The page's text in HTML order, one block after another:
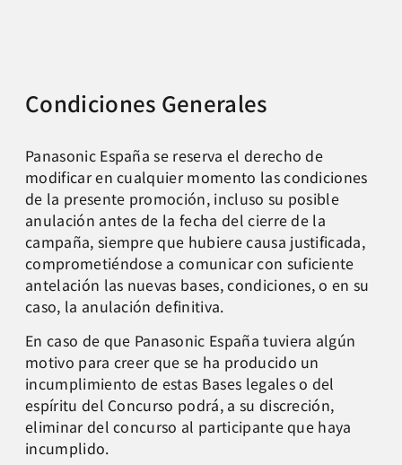
Condiciones Generales
Panasonic España se reserva el derecho de
modificar en cualquier momento las condiciones
de la presente promoción, incluso su posible
anulación antes de la fecha del cierre de la
campaña, siempre que hubiere causa justificada,
comprometiéndose a comunicar con suficiente
antelación las nuevas bases, condiciones, o en su
caso, la anulación definitiva.
En caso de que Panasonic España tuviera algún
motivo para creer que se ha producido un
incumplimiento de estas Bases legales o del
espíritu del Concurso podrá, a su discreción,
eliminar del concurso al participante que haya
incumplido.